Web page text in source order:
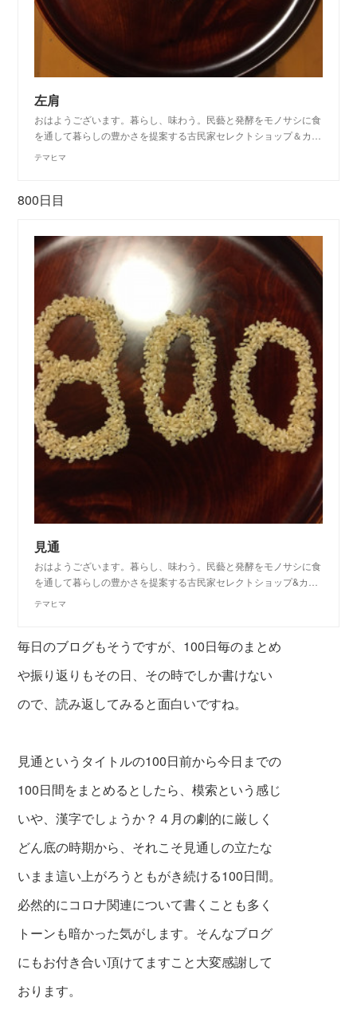
左肩
おはようございます。暮らし、味わう。民藝と発酵をモノサシに食
を通して暮らしの豊かさを提案する古民家セレクトショップ＆カ…
テマヒマ
800日目
見通
おはようございます。暮らし、味わう。民藝と発酵をモノサシに食
を通して暮らしの豊かさを提案する古民家セレクトショップ&カ…
テマヒマ
毎日のブログもそうですが、100日毎のまとめ
や振り返 りもその日、その時でしか書けない
ので、読み返してみると面白いですね。
見通というタイトルの100日前から今日までの
100日間をまとめるとしたら、模索という感じ
いや、漢字でしょうか？４月の劇的に厳しく
どん底の時期から、それこそ見通しの立たな
いまま這い上がろうともがき続ける100日間。
必然的にコロナ関連について書くことも多く
トーンも暗かった気がします。そんなブログ
にもお付き合い頂けてますこと大変感謝して
おります。